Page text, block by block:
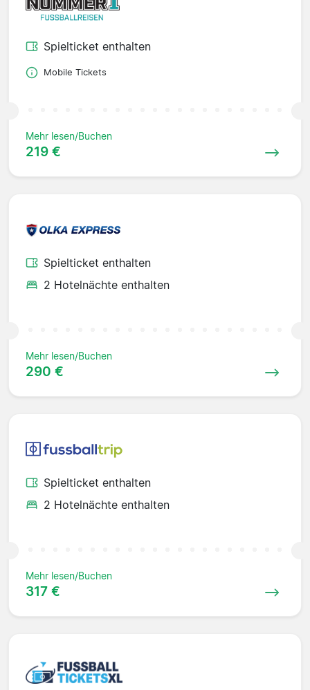
Spielticket enthalten
Mobile Tickets
Mehr lesen/Buchen
219 €
Spielticket enthalten
2 Hotelnächte enthalten
Mehr lesen/Buchen
290 €
Spielticket enthalten
2 Hotelnächte enthalten
Mehr lesen/Buchen
317 €